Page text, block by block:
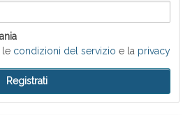
le condizioni del servizio e la privacy